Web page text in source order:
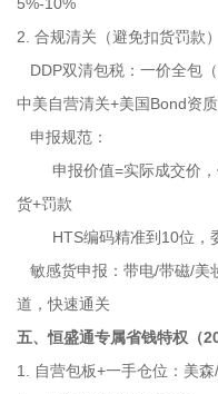
2. 合规清关（避免扣货罚款）
DDP双清包税：一价全包
中美自营清关+美国Bond资
申报规范：
申报价值=实际成交价，
货+罚款
HTS编码精准到10位，委
敏感货申报：带电/带磁/美
道，快速通关
五、恒盛通专属省钱特权（
1. 自营包板+一手仓位：美